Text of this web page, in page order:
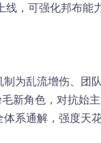
线，可强化邦布能
制为乱流增伤、团队
毛新角色，对抗始主
体系通解，强度天花